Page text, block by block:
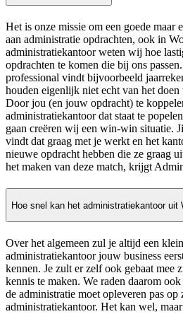
Het is onze missie om een goede maar
aan administratie opdrachten, ook in
administratiekantoor weten wij hoe
opdrachten te komen die bij ons
professional vindt bijvoorbeeld
houden eigenlijk niet echt van het
Door jou (en jouw opdracht) te
administratiekantoor dat staat te
gaan creëren wij een win-win situatie.
vindt dat graag met je werkt en het
nieuwe opdracht hebben die ze graag
het maken van deze match, krijgt
Hoe snel kan het administratiekantoor uit
Over het algemeen zul je altijd een
administratiekantoor jouw business
kennen. Je zult er zelf ook gebaat mee
kennis te maken. We raden daarom
de administratie moet opleveren pas op
administratiekantoor. Het kan wel,